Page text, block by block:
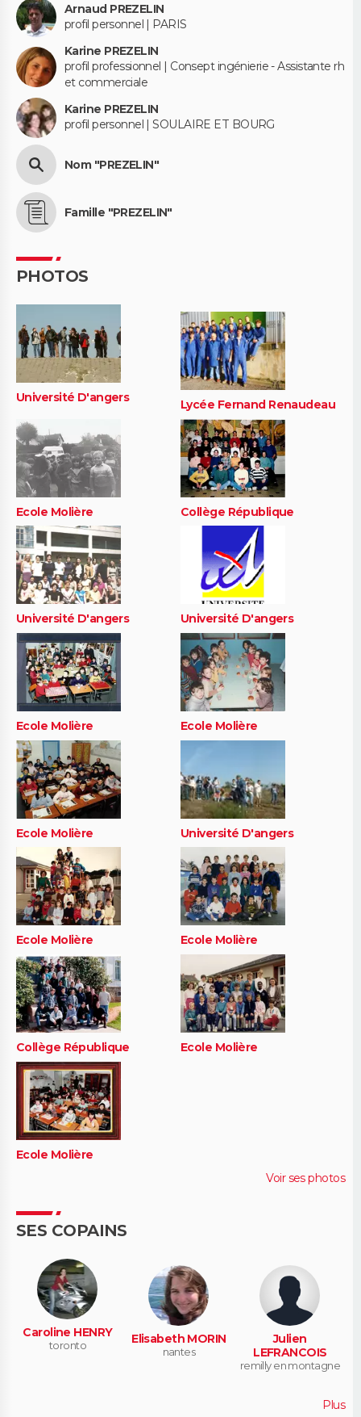
Arnaud PREZELIN
profil personnel | PARIS
Karine PREZELIN
profil professionnel | Consept ingénierie - Assistante rh
et commerciale
Karine PREZELIN
profil personnel | SOULAIRE ET BOURG
Nom "PREZELIN"
Famille "PREZELIN"
PHOTOS
Université D'angers Lycée Fernand Renaudeau
Ecole Molière Collège République
Université D'angers Université D'angers
Ecole Molière Ecole Molière
Ecole Molière Université D'angers
Ecole Molière Ecole Molière
Collège République Ecole Molière
Ecole Molière
Voir ses photos
SES COPAINS
Caroline HENRY
toronto Elisabeth MORIN
nantes
Julien
LEFRANCOIS
remilly en montagne
Plus